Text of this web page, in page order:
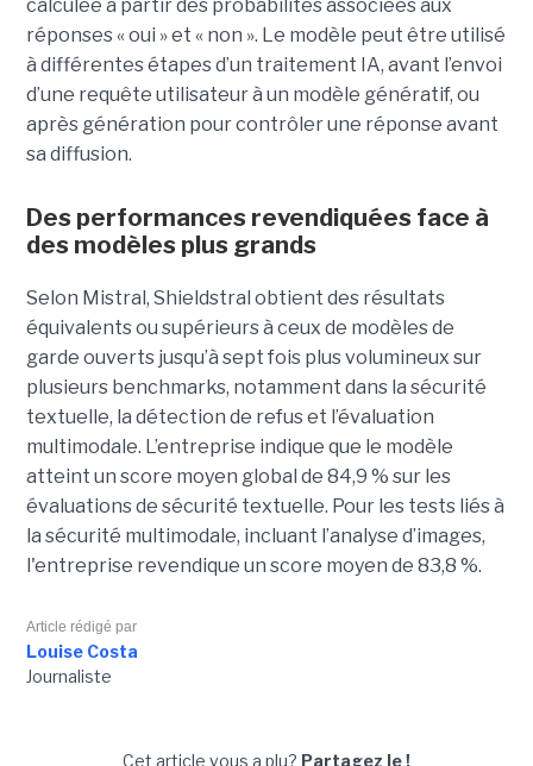
calculée à partir des probabilités associées aux
réponses « oui » et « non ». Le modèle peut être utilisé
à différentes étapes d’un traitement IA, avant l’envoi
d’une requête utilisateur à un modèle génératif, ou
après génération pour contrôler une réponse avant
sa diffusion.
Des performances revendiquées face à
des modèles plus grands
Selon Mistral, Shieldstral obtient des résultats
équivalents ou supérieurs à ceux de modèles de
garde ouverts jusqu’à sept fois plus volumineux sur
plusieurs benchmarks, notamment dans la sécurité
textuelle, la détection de refus et l’évaluation
multimodale. L’entreprise indique que le modèle
atteint un score moyen global de 84,9 % sur les
évaluations de sécurité textuelle. Pour les tests liés à
la sécurité multimodale, incluant l’analyse d’images,
l'entreprise revendique un score moyen de 83,8 %.
Article rédigé par
Louise Costa
Journaliste
Cet article vous a plu? Partagez le !